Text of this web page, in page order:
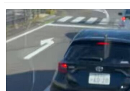
て弟にぐるぐる言いながら甘え
ト
数
数